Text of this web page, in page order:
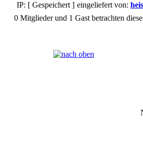
IP: [ Gespeichert ] eingeliefert von:
0 Mitglieder und 1 Gast betrachten